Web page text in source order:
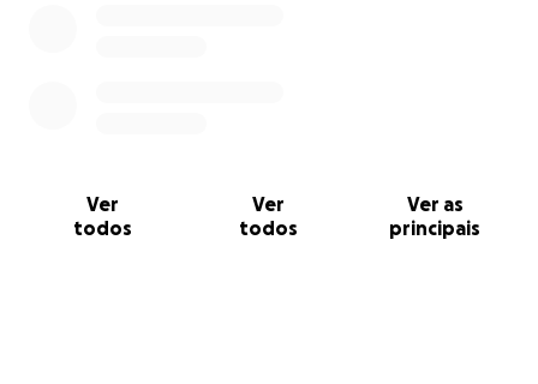
Ver
todos
Ver
todos
Ver as
principais